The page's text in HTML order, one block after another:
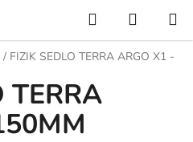
Hľadať
KOŠÍK
/ FIZIK SEDLO TERRA ARGO X1 -
TERRA